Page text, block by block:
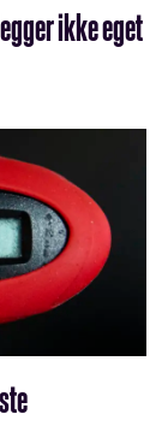
ikke eget